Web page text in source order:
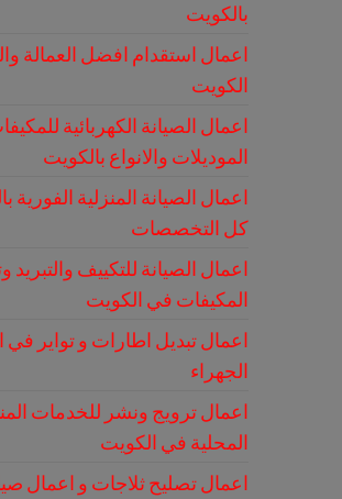
بالكويت
اعمال استقدام افضل العمالة
الكويت
اعمال الصيانة الكهربائية
الموديلات والانواع بالكويت
اعمال الصيانة المنزلية الفورية
كل التخصصات
اعمال الصيانة للتكييف والتبريد
المكيفات في الكويت
اعمال تبديل اطارات و تواير في
الجهراء
اعمال ترويج ونشر للخدمات
المحلية في الكويت
اعمال تصليح ثلاجات و اعمال